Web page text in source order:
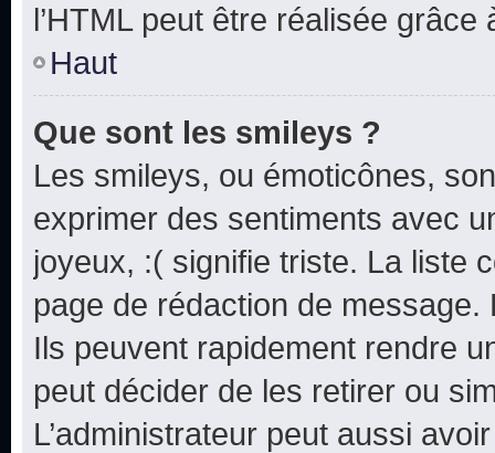
l’HTML peut être réalisée grâce
Haut
Que sont les smileys ?
Les smileys, ou émoticônes,
exprimer des sentiments avec
joyeux, :( signifie triste. La liste
page de rédaction de
Ils peuvent rapidement rendre
peut décider de les retirer ou
L’administrateur peut aussi